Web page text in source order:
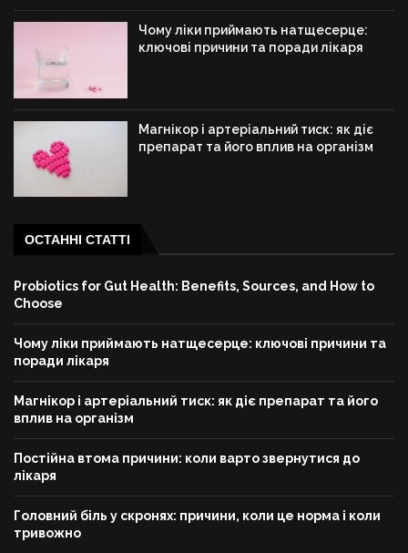
Чому ліки приймають натщесерце:
ключові причини та поради лікаря
Магнікор і артеріальний тиск: як діє
препарат та його вплив на організм
ОСТАННІ СТАТТІ
Probiotics for Gut Health: Benefits, Sources, and How to
Choose
Чому ліки приймають натщесерце: ключові причини та
поради лікаря
Магнікор і артеріальний тиск: як діє препарат та його
вплив на організм
Постійна втома причини: коли варто звернутися до
лікаря
Головний біль у скронях: причини, коли це норма і коли
тривожно